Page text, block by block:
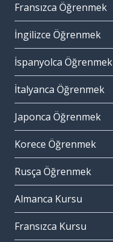
Fransızca Öğrenmek
İngilizce Öğrenmek
İspanyolca Öğrenmek
İtalyanca Öğrenmek
Japonca Öğrenmek
Korece Öğrenmek
Rusça Öğrenmek
Almanca Kursu
Fransızca Kursu